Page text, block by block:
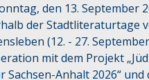
den 13. September
der Stadtliteraturtage
(12. - 27.
mit dem Projekt
Sachsen-Anhalt 2026“ und